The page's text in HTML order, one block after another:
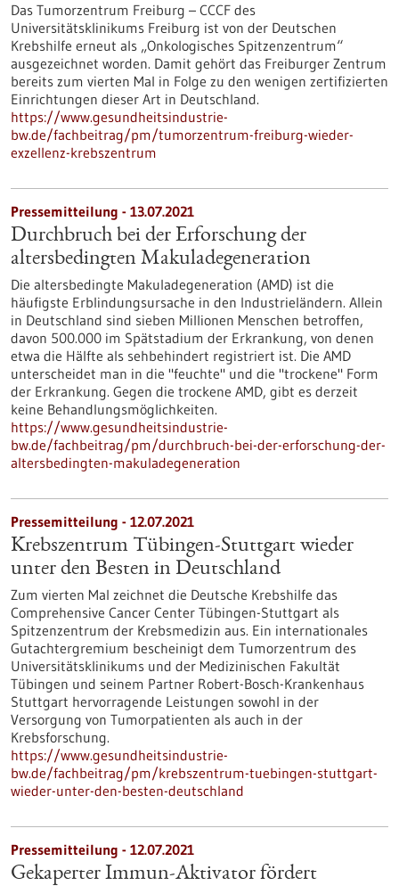
Das Tumorzentrum Freiburg – CCCF des
Universitätsklinikums Freiburg ist von der Deutschen
Krebshilfe erneut als „Onkologisches Spitzenzentrum“
ausgezeichnet worden. Damit gehört das Freiburger Zentrum
bereits zum vierten Mal in Folge zu den wenigen zertifizierten
Einrichtungen dieser Art in Deutschland.
https://www.gesundheitsindustrie-
bw.de/fachbeitrag/pm/tumorzentrum-freiburg-wieder-
exzellenz-krebszentrum
Pressemitteilung - 13.07.2021
Durchbruch bei der Erforschung der
altersbedingten Makuladegeneration
Die altersbedingte Makuladegeneration (AMD) ist die
häufigste Erblindungsursache in den Industrieländern. Allein
in Deutschland sind sieben Millionen Menschen betroffen,
davon 500.000 im Spätstadium der Erkrankung, von denen
etwa die Hälfte als sehbehindert registriert ist. Die AMD
unterscheidet man in die "feuchte" und die "trockene" Form
der Erkrankung. Gegen die trockene AMD, gibt es derzeit
keine Behandlungsmöglichkeiten.
https://www.gesundheitsindustrie-
bw.de/fachbeitrag/pm/durchbruch-bei-der-erforschung-der-
altersbedingten-makuladegeneration
Pressemitteilung - 12.07.2021
Krebszentrum Tübingen-Stuttgart wieder
unter den Besten in Deutschland
Zum vierten Mal zeichnet die Deutsche Krebshilfe das
Comprehensive Cancer Center Tübingen-Stuttgart als
Spitzenzentrum der Krebsmedizin aus. Ein internationales
Gutachtergremium bescheinigt dem Tumorzentrum des
Universitätsklinikums und der Medizinischen Fakultät
Tübingen und seinem Partner Robert-Bosch-Krankenhaus
Stuttgart hervorragende Leistungen sowohl in der
Versorgung von Tumorpatienten als auch in der
Krebsforschung.
https://www.gesundheitsindustrie-
bw.de/fachbeitrag/pm/krebszentrum-tuebingen-stuttgart-
wieder-unter-den-besten-deutschland
Pressemitteilung - 12.07.2021
Gekaperter Immun-Aktivator fördert